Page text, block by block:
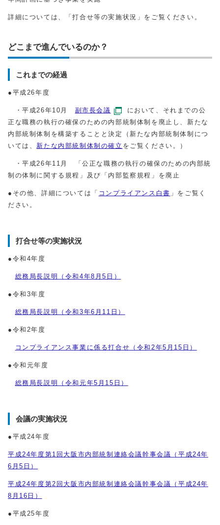
詳細については、「打合せ等の実施状況」をご覧ください。
どこまで進んでいるのか？
これまでの経過
●平成26年度
・平成26年10月 副市長会議
において、それまでの公
正な職務の執行の確保のための内部統制体制を廃止し、新たな
内部統制体制を構築することと決定（新たな内部統制体制につ
いては、 新たな内部統制体制の確立 をご覧ください。）
・平成26年11月 「公正な職務の執行の確保のための内部統
制の体制に関する規程」及び「内部監察規程」を廃止
●その他、詳細については「 コンプライアンス白書 」をご覧く
ださい。
打合せ等の実施状況
●令和4年度
総務局長説明（令和4年8月5日）
●令和3年度
総務局長説明（令和3年6月11日）
●令和2年度
コンプライアンス事業に係る打合せ（令和2年5月15日）
●令和元年度
総務局長説明（令和元年5月15日）
会議の実施状況
●平成24年度
平成24年度第1回大阪市内部統制連絡会議幹事会議（平成24年
6月5日）
平成24年度第2回大阪市内部統制連絡会議幹事会議（平成24年
8月16日）
●平成25年度